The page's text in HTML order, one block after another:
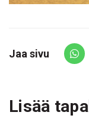
Jaa sivu
Lisää